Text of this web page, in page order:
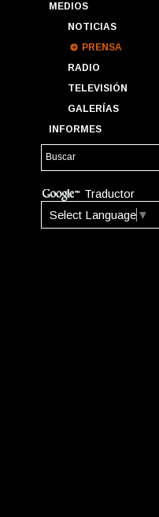
MEDIOS
NOTICIAS
PRENSA
RADIO
TELEVISIÓN
GALERÍAS
INFORMES
Traductor
Select Language ▼